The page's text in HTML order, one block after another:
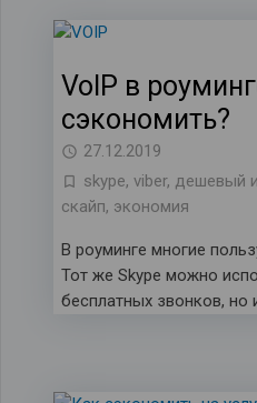
VoIP в
сэкономить?
27.12.2019
skype, viber, дешевый
скайп, экономия
В роуминге многие
Тот же Skype можно
бесплатных звонков, но